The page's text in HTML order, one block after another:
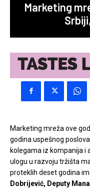
Marketing
Marketing mreža ove
godina uspešnog
kolegama iz kompanija i
ulogu u razvoju tržišta
proteklih deset godina
Dobrijević, Deputy